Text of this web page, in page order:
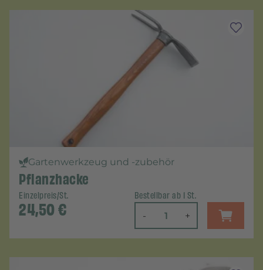
Gartenwerkzeug und -zubehör
Pflanzhacke
Einzelpreis/St.
24,50€
Bestellbar ab 1 St.
- +